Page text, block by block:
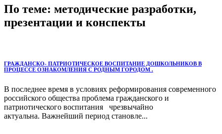
По теме: методические разработки,
презентации и конспекты
ГРАЖДАНСКО- ПАТРИОТИЧЕСКОЕ ВОСПИТАНИЕ ДОШКОЛЬНИКОВ В
ПРОЦЕССЕ ОЗНАКОМЛЕНИЯ С РОДНЫМ ГОРОДОМ .
В последнее время в условиях реформирования современного
российского общества проблема гражданского и
патриотического воспитания чрезвычайно
актуальна. Важнейший период становле...